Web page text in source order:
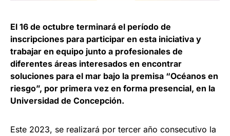
El 16 de octubre terminará el período de
inscripciones para participar en esta iniciativa y
trabajar en equipo junto a profesionales de
diferentes áreas interesados en encontrar
soluciones para el mar bajo la premisa “Océanos en
riesgo”, por primera vez en forma presencial, en la
Universidad de Concepción.
Este 2023, se realizará por tercer año consecutivo la